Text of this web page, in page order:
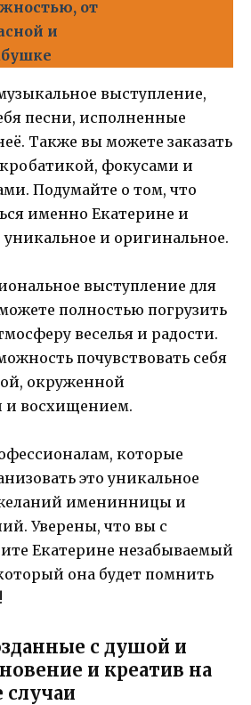
от
и
выступление,
песни, исполненные
Также вы можете заказать
фокусами и
Подумайте о том, что
именно Екатерине и
и оригинальное.
выступление для
полностью погрузить
веселья и радости.
почувствовать себя
окруженной
и восхищением.
которые
это уникальное
именинницы и
Уверены, что вы с
Екатерине незабываемый
она будет помнить
с душой и
и креатив на